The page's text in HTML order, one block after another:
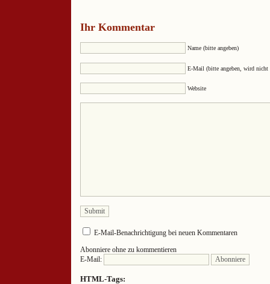
Ihr Kommentar
Name (bitte angeben)
E-Mail (bitte angeben, wird nicht
Website
E-Mail-Benachrichtigung bei neuen Kommentaren
Abonniere ohne zu kommentieren
E-Mail:
HTML-Tags: